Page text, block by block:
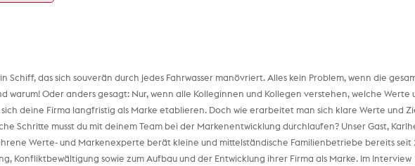
Schiff, das sich souverän durch jedes Fahrwasser manövriert. Alles kein Problem, wenn die
warum! Oder anders gesagt: Nur, wenn alle Kolleginnen und Kollegen verstehen, welche Werte
deine Firma langfristig als Marke etablieren. Doch wie erarbeitet man sich klare Werte und
Schritte musst du mit deinem Team bei der Markenentwicklung durchlaufen? Unser Gast,
Werte- und Markenexperte berät kleine und mittelständische Familienbetriebe bereits seit
Konfliktbewältigung sowie zum Aufbau und der Entwicklung ihrer Firma als Marke. Im Interview